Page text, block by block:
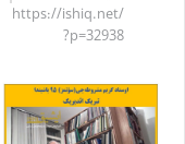
https://ishiq.net/
?p=32938